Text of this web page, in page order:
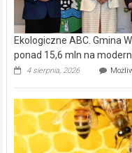
Ekologiczne ABC. Gmina
ponad 15,6 mln na
4 sierpnia, 2026